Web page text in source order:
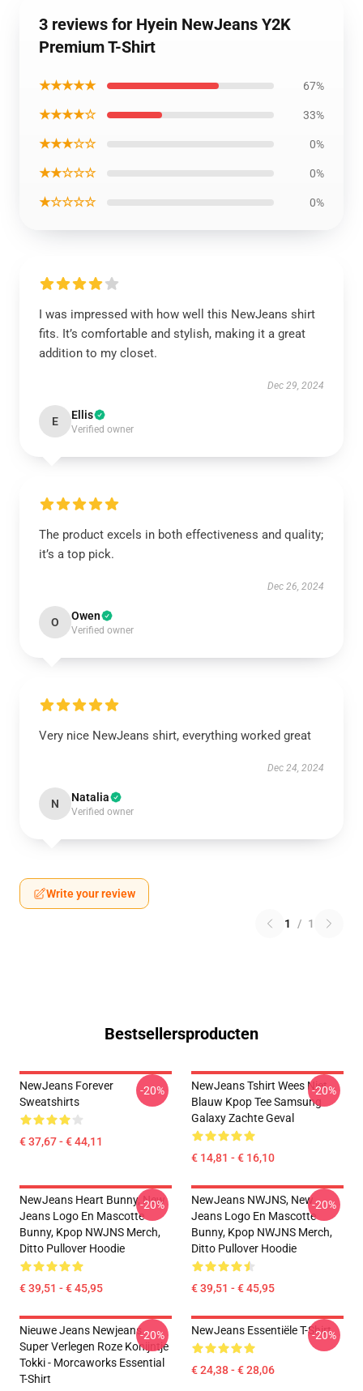
3 reviews for Hyein NewJeans Y2K
Premium T-Shirt
★★★★★ 67%
★★★★☆ 33%
★★★☆☆ 0%
★★☆☆☆ 0%
★☆☆☆☆ 0%
I was impressed with how well this NewJeans shirt
fits. It’s comfortable and stylish, making it a great
addition to my closet.
Dec 29, 2024
E Ellis
Verified owner
The product excels in both effectiveness and quality;
it’s a top pick.
Dec 26, 2024
O Owen
Verified owner
Very nice NewJeans shirt, everything worked great
Dec 24, 2024
N Natalia
Verified owner
Write your review
1 / 1
Bestsellersproducten
NewJeans Forever
Sweatshirts
€ 37,67 - € 44,11
-20%
NewJeans Tshirt Wees Niet
Blauw Kpop Tee Samsung
Galaxy Zachte Geval
€ 14,81 - € 16,10
-20%
NewJeans Heart Bunny, New
Jeans Logo En Mascotte
Bunny, Kpop NWJNS Merch,
Ditto Pullover Hoodie
€ 39,51 - € 45,95
-20%
NewJeans NWJNS, New
Jeans Logo En Mascotte
Bunny, Kpop NWJNS Merch,
Ditto Pullover Hoodie
€ 39,51 - € 45,95
-20%
Nieuwe Jeans Newjeans
Super Verlegen Roze Konijntje
Tokki - Morcaworks Essential
T-Shirt
-20% NewJeans Essentiële T-Shirt
€ 24,38 - € 28,06
-20%